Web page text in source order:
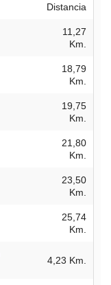
Distancia
11,27
Km.
18,79
Km.
19,75
Km.
21,80
Km.
23,50
Km.
25,74
Km.
4,23 Km.